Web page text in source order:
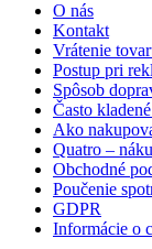
O nás
Kontakt
Vrátenie
Postup pri
Spôsob
Často
Ako
Quatro –
Obchodné
Poučenie
GDPR
Informácie o